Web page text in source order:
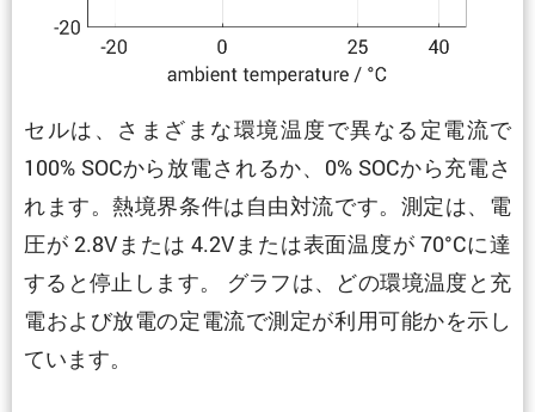
セルは、さまざまな環境温度で異なる定電流で
100% SOCから放電されるか、0% SOCから充電さ
れます。熱境界条件は自由対流です。測定は、電
圧が 2.8Vまたは 4.2Vまたは表面温度が 70°Cに達
すると停止します。 グラフは、どの環境温度と充
電および放電の定電流で測定が利用可能かを示し
ています。